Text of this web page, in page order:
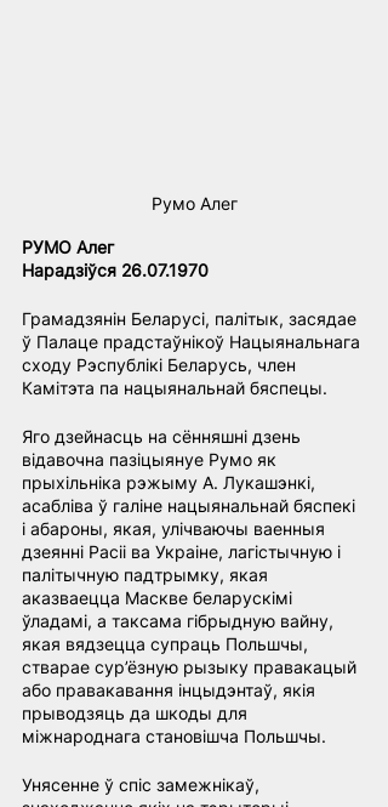
Румо Алег
РУМО Алег
Нарадзіўся 26.07.1970
Грамадзянін Беларусі, палітык, засядае
ў Палаце прадстаўнікоў Нацыянальнага
сходу Рэспублікі Беларусь, член
Камітэта па нацыянальнай бяспецы.
Яго дзейнасць на сённяшні дзень
відавочна пазіцыянуе Румо як
прыхільніка рэжыму А. Лукашэнкі,
асабліва ў галіне нацыянальнай бяспекі
і абароны, якая, улічваючы ваенныя
дзеянні Расіі ва Украіне, лагістычную і
палітычную падтрымку, якая
аказваецца Маскве беларускімі
ўладамі, а таксама гібрыдную вайну,
якая вядзецца супраць Польшчы,
стварае сур’ёзную рызыку правакацый
або правакавання інцыдэнтаў, якія
прыводзяць да шкоды для
міжнароднага становішча Польшчы.
Унясенне ў спіс замежнікаў,